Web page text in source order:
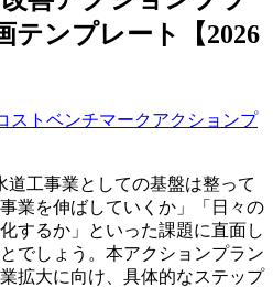
テンプレート【2026
スト ベンチマークアクションプ
道工事業としての基盤は整って
業を伸ばしていくか」「日々の
するか」といった課題に直面し
でしょう。本アクションプラン
拡大に向け、具体的なステップ